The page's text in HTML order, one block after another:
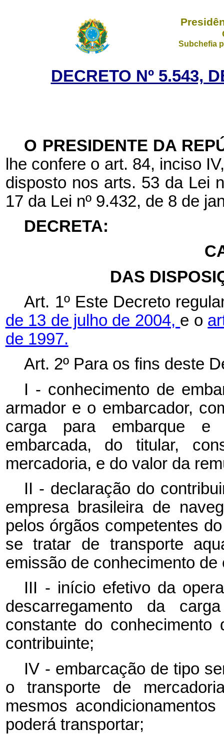
Subchefia
DECRETO Nº 5.543,
O PRESIDENTE DA
lhe confere o art. 84, inciso
disposto nos arts. 53 da Lei
17 da Lei nº 9.432, de 8 de
DECRETA:
DAS
Art. 1º Este Decreto
de 13 de julho de 2004, e o
de 1997.
Art. 2º Para os fins deste
I - conhecimento de
armador e o embarcador,
carga para embarque e
embarcada, do titular,
mercadoria, e do valor da
II - declaração do
empresa brasileira de
pelos órgãos competentes
se tratar de transporte
emissão de conhecimento de
III - início efetivo da
descarregamento da
constante do
contribuinte;
IV - embarcação de tipo
o transporte de
mesmos
poderá transportar;